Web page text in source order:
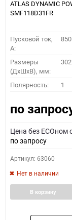
ATLAS DYNAMIC
SMF118D31FR
Пусковой ток,
A:
850
Размеры
(ДхШхВ), мм:
Полярность: 1
по
Цена без ECOном
по запросу
Артикул: 63060
Нет в наличии
В корзину